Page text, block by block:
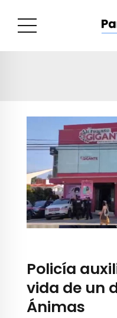
Policía
vida de un
Ánimas